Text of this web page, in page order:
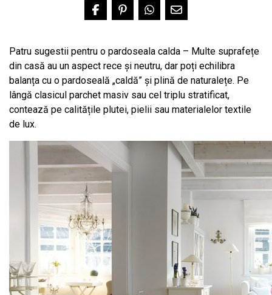
Patru sugestii pentru o pardoseala calda – Multe suprafețe
din casă au un aspect rece și neutru, dar poți echilibra
balanța cu o pardoseală „caldă” și plină de naturalețe. Pe
lângă clasicul parchet masiv sau cel triplu stratificat,
contează pe calitățile plutei, pielii sau materialelor textile
de lux.